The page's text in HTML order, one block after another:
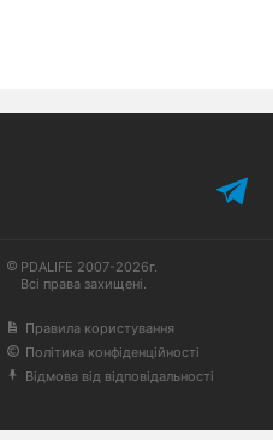
PDALIFE 2007-2026г.
Всі права захищені.
Правила користування
Політика конфіденційності
Відмова від відповідальності